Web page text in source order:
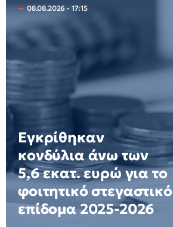
08.08.2026 - 17:15
Εγκρίθηκαν
κονδύλια άνω των
5,6 εκατ. ευρώ για το
φοιτητικό στεγαστικό
επίδομα 2025-2026